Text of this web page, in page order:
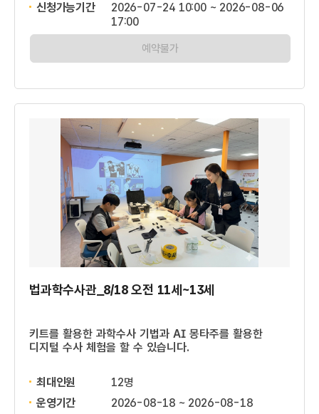
신청가능기간
2026-07-24 10:00 ~ 2026-08-06
17:00
예약불가
법과학수사관_8/18 오전 11세~13세
키트를 활용한 과학수사 기법과 AI 몽타주를 활용한
디지털 수사 체험을 할 수 있습니다.
최대인원
12명
운영기간
2026-08-18 ~ 2026-08-18